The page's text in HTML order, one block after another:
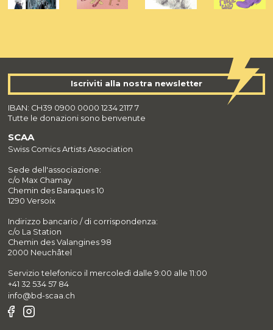
SCAA
Swiss Comics Artists Association
Sede dell'associazione:
c/o Max Chamay
Chemin des Baraques 10
1290 Versoix
Indirizzo bancario / di corrispondenza:
c/o La Station
Chemin des Valangines 98
2000 Neuchâtel
Servizio telefonico il mercoledì dalle 9:00 alle 11:00
+41 32 534 57 84
info@bd-scaa.ch
Iscriviti alla nostra newsletter
IBAN: CH39 0900 0000 1234 2117 7
Tutte le donazioni sono benvenute